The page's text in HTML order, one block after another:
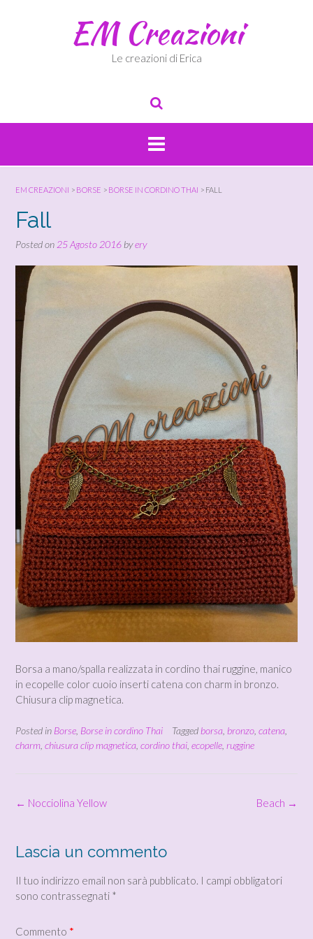
EM Creazioni
Le creazioni di Erica
EM CREAZIONI > BORSE > BORSE IN CORDINO THAI > FALL
Fall
Posted on 25 Agosto 2016 byery
Borsa a mano/spalla realizzata in cordino thai ruggine, manico
in ecopelle color cuoio inserti catena con charm in bronzo.
Chiusura clip magnetica.
Posted in Borse Borse in cordino Thai Tagged borsa bronzo catena
charm chiusura clip magnetica cordino thai ecopelle ruggine
Post
Beach →
← Nocciolina Yellow
Lascia un commento
Il tuo indirizzo email non sarà pubblicato. I campi obbligatori
sono contrassegnati *
Commento *